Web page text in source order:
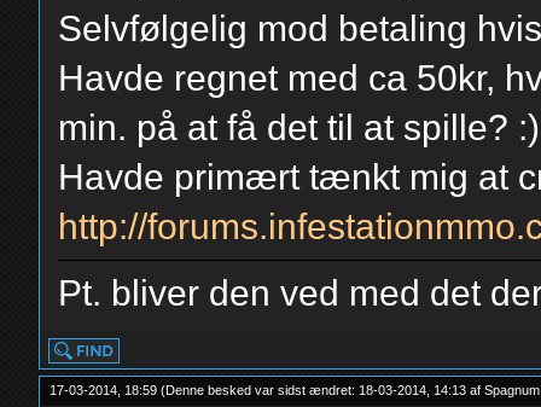
Selvfølgelig mod betaling
Havde regnet med ca 50kr,
min. på at få det til at spille? :)
Havde primært tænkt mig at
http://
Pt. bliver den ved med det
17-03-2014, 18:59(Denne besked var sidst ændret: 18-03-2014, 14:13 afSpagnum